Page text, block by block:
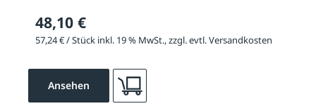
48,10 €
57,24 € / Stück inkl. 19 % MwSt., zzgl. evtl. Versandkosten
Ansehen